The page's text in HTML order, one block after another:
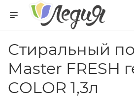
Стиральный
Master FRESH
COLOR 1,3л